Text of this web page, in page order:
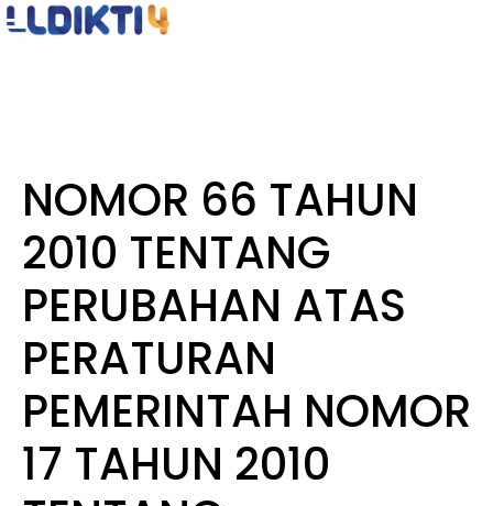
NOMOR 66 TAHUN
2010 TENTANG
PERUBAHAN ATAS
PERATURAN
PEMERINTAH NOMOR
17 TAHUN 2010